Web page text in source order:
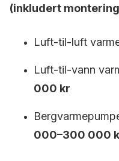
(inkludert
Luft-til-luft
Luft-til-vann
000 kr
000–300 000